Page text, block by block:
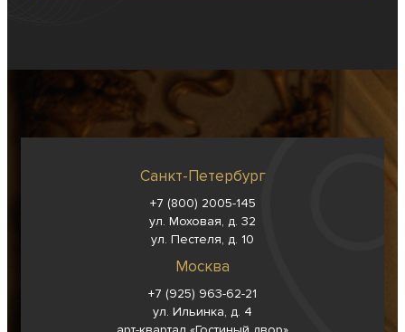
Санкт-Петербург
+7 (800) 2005-145
ул. Моховая, д. 32
ул. Пестеля, д. 10
Москва
+7 (925) 963-62-21
ул. Ильинка, д. 4